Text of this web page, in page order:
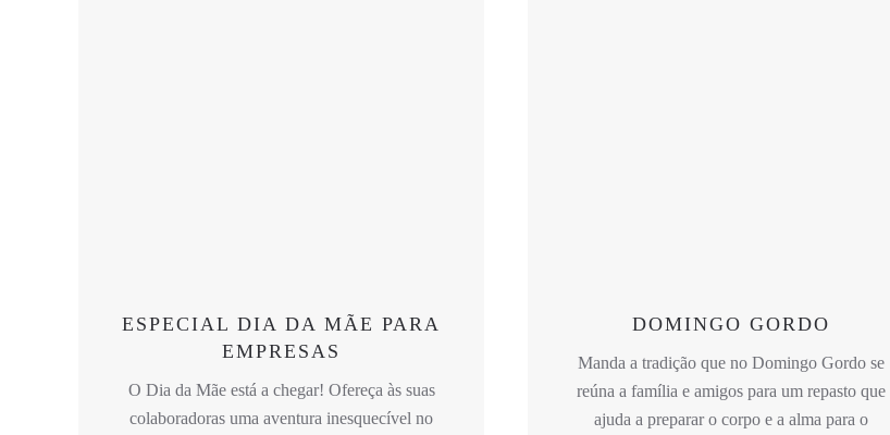
ESPECIAL DIA DA MÃE PARA
EMPRESAS
O Dia da Mãe está a chegar! Ofereça às suas
colaboradoras uma aventura inesquecível no
DOMINGO GORDO
Manda a tradição que no Domingo Gordo se
reúna a família e amigos para um repasto que
ajuda a preparar o corpo e a alma para o